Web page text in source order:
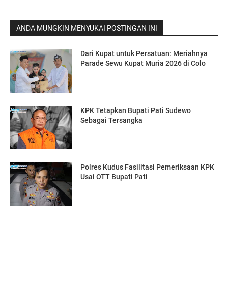
ANDA MUNGKIN MENYUKAI POSTINGAN INI
Dari Kupat untuk Persatuan: Meriahnya
Parade Sewu Kupat Muria 2026 di Colo
KPK Tetapkan Bupati Pati Sudewo
Sebagai Tersangka
Polres Kudus Fasilitasi Pemeriksaan KPK
Usai OTT Bupati Pati